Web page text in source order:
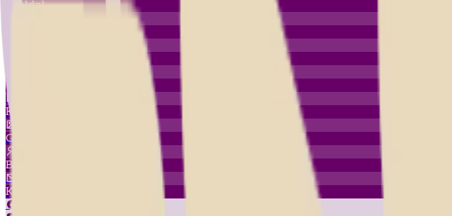
Főoldal
Útleírások
Könyvek
Galéria
Bemutatkozás
Kapcsolat